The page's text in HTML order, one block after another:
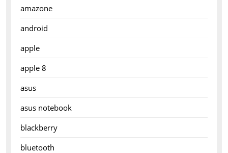
amazone
android
apple
apple 8
asus
asus notebook
blackberry
bluetooth